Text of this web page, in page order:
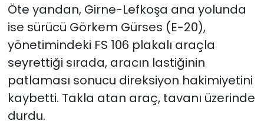
Öte yandan, Girne-Lefkoşa ana yolunda
ise sürücü Görkem Gürses (E-20),
yönetimindeki FS 106 plakalı araçla
seyrettiği sırada, aracın lastiğinin
patlaması sonucu direksiyon hakimiyetini
kaybetti. Takla atan araç, tavanı üzerinde
durdu.